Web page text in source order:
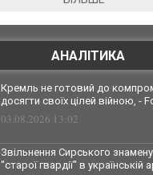
АНАЛІТИКА
Кремль не готовий до
досягти своїх цілей війною, -
03.08.2026 13:02
Звільнення Сирського
"старої гвардії" в українській